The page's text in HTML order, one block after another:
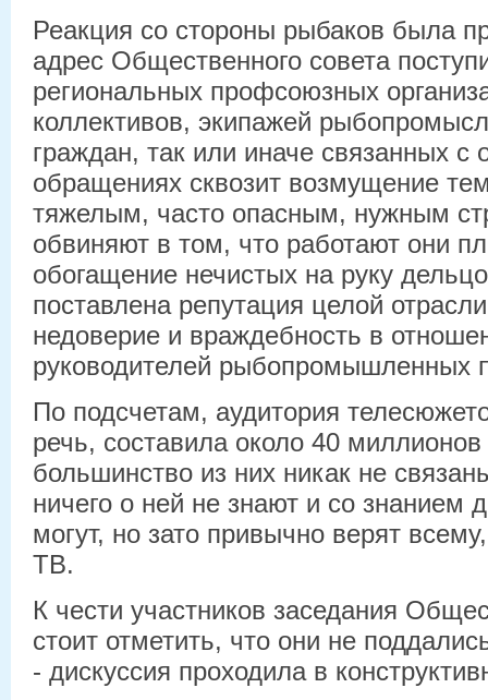
Реакция со стороны рыбаков была
адрес Общественного совета
региональных профсоюзных
коллективов, экипажей
граждан, так или иначе связанных с
обращениях сквозит возмущение
тяжелым, часто опасным, нужным
обвиняют в том, что работают они
обогащение нечистых на руку
поставлена репутация целой
недоверие и враждебность в
руководителей рыбопромышленных
По подсчетам, аудитория
речь, составила около 40
большинство из них никак не
ничего о ней не знают и со знанием
могут, но зато привычно верят
ТВ.
К чести участников заседания
стоит отметить, что они не
- дискуссия проходила в